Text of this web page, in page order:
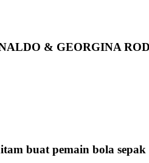
& GEORGINA
buat pemain bola